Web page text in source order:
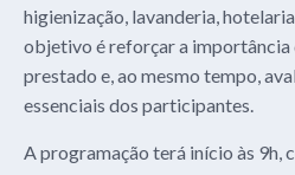
higienização, lavanderia,
objetivo é reforçar a importância
prestado e, ao mesmo tempo,
essenciais dos participantes.
A programação terá início às 9h,